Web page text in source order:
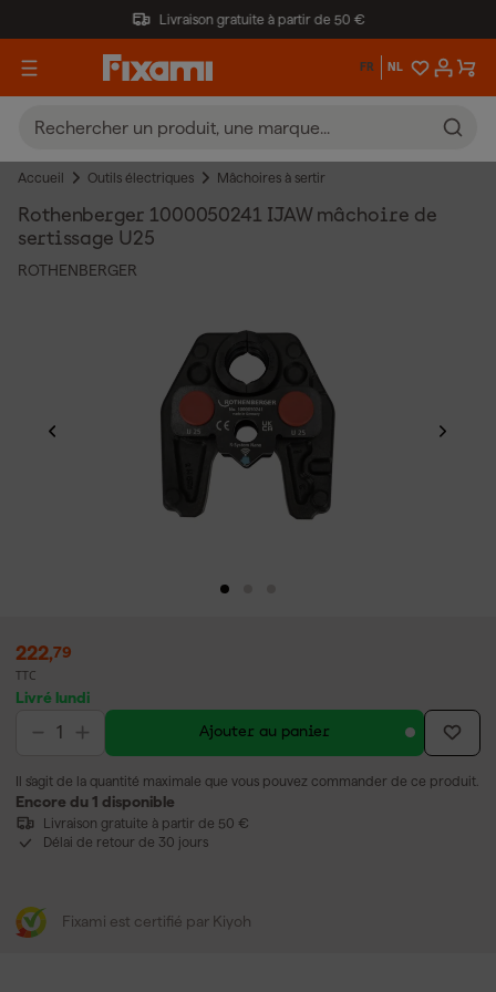
Livraison gratuite à partir de 50 €
FR NL
Accueil Outils électriques Mâchoires à sertir
Rothenberger 1000050241 IJAW mâchoire de
sertissage U25
ROTHENBERGER
222,79
TTC
Livré lundi
Ajouter au panier
Il s'agit de la quantité maximale que vous pouvez commander de ce produit.
Encore du 1 disponible
Livraison gratuite à partir de 50 €
Délai de retour de 30 jours
Fixami est certifié par Kiyoh